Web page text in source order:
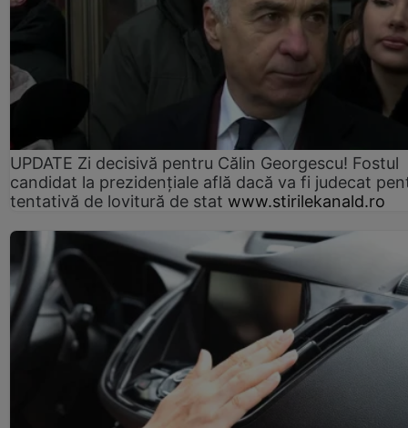
UPDATE Zi decisivă pentru Călin Georgescu! Fostul
candidat la prezidențiale află dacă va fi judecat
tentativă de lovitură de stat www.stirilekanald.ro